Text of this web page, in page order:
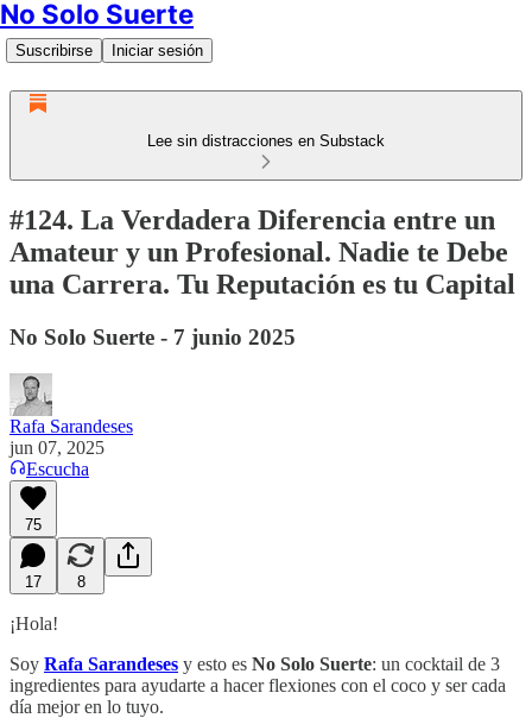
No Solo Suerte
Suscribirse Iniciar sesión
Lee sin distracciones en Substack
#124. La Verdadera Diferencia entre un
Amateur y un Profesional. Nadie te Debe
una Carrera. Tu Reputación es tu Capital
No Solo Suerte - 7 junio 2025
Rafa Sarandeses
jun 07, 2025
Escucha
75
17 8
¡Hola!
Soy Rafa Sarandeses y esto es No Solo Suerte: un cocktail de 3
ingredientes para ayudarte a hacer flexiones con el coco y ser cada
día mejor en lo tuyo.